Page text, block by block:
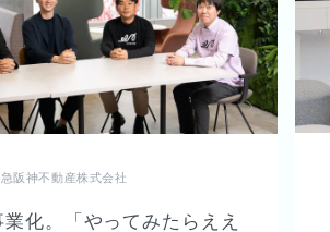
急阪神不動産株式会社
化。「やってみたらええ